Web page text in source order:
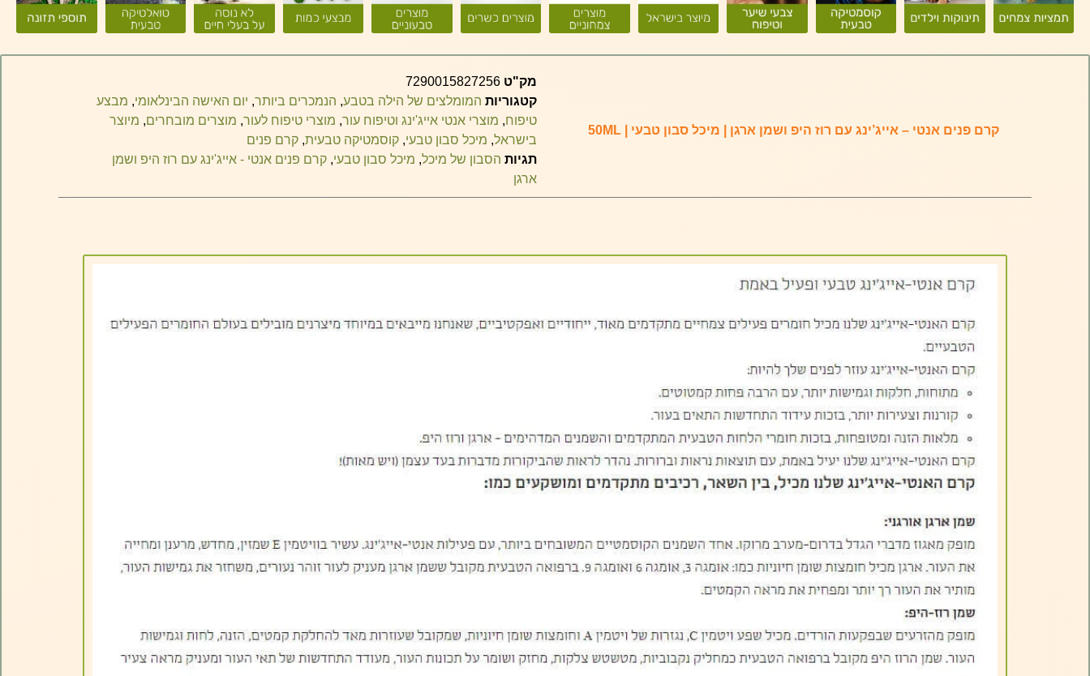
קרם פנים אנטי – אייג’ינג עם רוז היפ ושמן ארגן | מיכל סבון טבעי | 50ML
מק"ט 7290015827256
קטגוריות המומלצים של הילה בטבע, הנמכרים ביותר, יום האישה הבינלאומי, מבצע
טיפוח, מוצרי אנטי אייג'ינג וטיפוח עור, מוצרי טיפוח לעור, מוצרים מובחרים, מיוצר
בישראל, מיכל סבון טבעי, קוסמטיקה טבעית, קרם פנים
תגיות הסבון של מיכל, מיכל סבון טבעי, קרם פנים אנטי - אייג'ינג עם רוז היפ ושמן
ארגן